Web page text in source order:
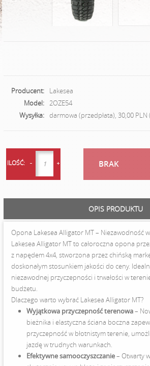
Producent:
Lakesea
Model: 2OZE54
Wysyłka: darmowa (przedpłata), 30,00
BRAK
ILOŚĆ:
OPIS PRODUKTU
Opona Lakesea Alligator MT – Niezawodność
Lakesea Alligator MT to całoroczna opona
z napędem 4x4, stworzona przez chińską
doskonałym stosunkiem jakości do ceny.
niezawodnej przyczepności i trwałości w
budżetu.
Dlaczego warto wybrać Lakesea Alligator MT?
Wyjątkowa przyczepność terenowa–
bieżnika i elastyczna ściana boczna
przyczepność w błotnistym terenie,
jazdę w trudnych warunkach.
Efektywne samooczyszczanie– Otwarty